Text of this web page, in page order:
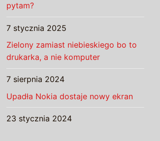
pytam?
7 stycznia 2025
Zielony zamiast niebieskiego bo to
drukarka, a nie komputer
7 sierpnia 2024
Upadła Nokia dostaje nowy ekran
23 stycznia 2024